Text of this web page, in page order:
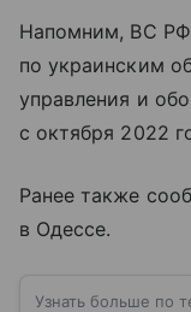
Напомним, ВС РФ
по украинским
управления и
с октября 2022
Ранее также
в Одессе.
Узнать больше по